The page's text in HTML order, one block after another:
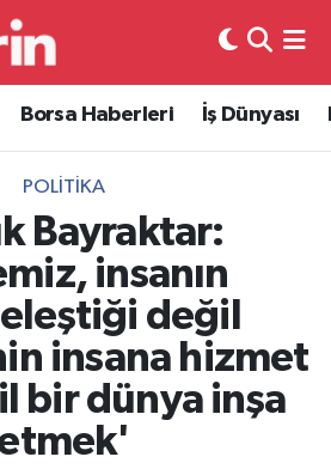
Borsa Haberleri İş Dünyası
POLITIKA
Bayraktar:
insanın
değil
insana hizmet
bir dünya inşa
Durumu ve Fikstür